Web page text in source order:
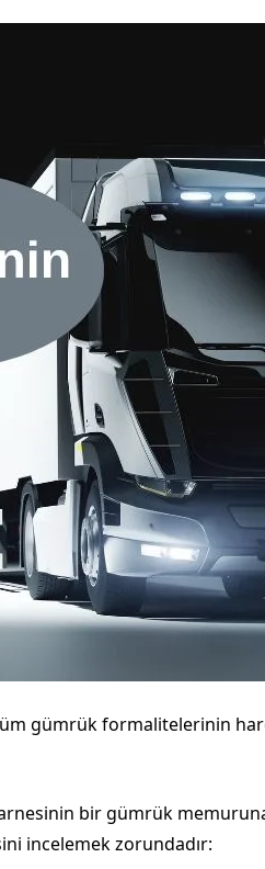
gümrük formalitelerinin
bir gümrük
incelemek zorundadır: